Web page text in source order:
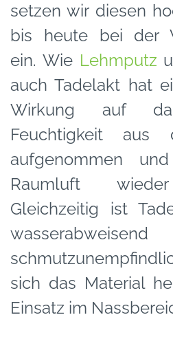
setzen wir diesen
bis heute bei der
ein. Wie Lehmputz
auch Tadelakt hat
Wirkung auf
Feuchtigkeit
aufgenommen
Raumluft
Gleichzeitig ist
sich das Material
Einsatz im